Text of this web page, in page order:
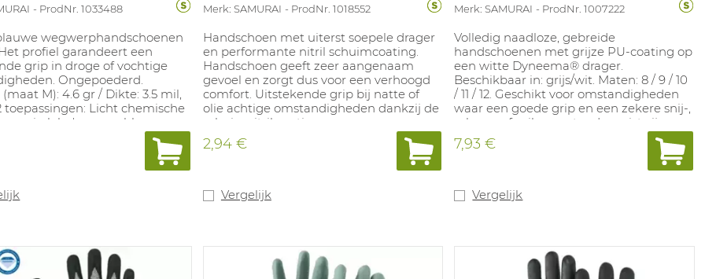
ProdNr. 1033488
wegwerphandschoenen
profiel garandeert een
grip in droge of vochtige
Ongepoederd.
M): 4.6 gr / Dikte: 3.5 mil,
toepassingen: Licht chemische
in labo's, assemblage,
voedingssector. Getest
met voedingsmiddelen
met: EN 374-1 Type B
Merk: SAMURAI ProdNr. 1018552
Handschoen met uiterst soepele drager
en performante nitril schuimcoating.
Handschoen geeft zeer aangenaam
gevoel en zorgt dus voor een verhoogd
comfort. Uitstekende grip bij natte of
olie achtige omstandigheden dankzij de
schuimnitril coating.
2,94 €
Vergelijk
Merk: SAMURAI ProdNr. 1007222
Volledig naadloze, gebreide
handschoenen met grijze PU-coating op
een witte Dyneema® drager.
Beschikbaar in: grijs/wit. Maten: 8 / 9 / 10
/ 11 / 12. Geschikt voor omstandigheden
waar een goede grip en een zekere snij-,
scheur- of prikweerstand vereist zijn
zoals verpakking, montage, assemblage,
automobiel'industrie, glas- en
papierindustrie. In overeenstemming
7,93 €
Vergelijk